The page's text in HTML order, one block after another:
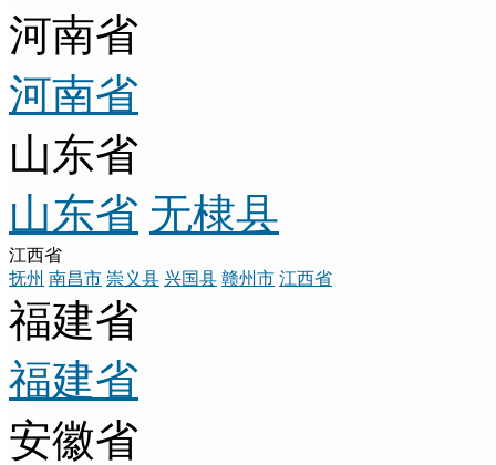
河南省
河南省
山东省
山东省 无棣县
江西省
抚州 南昌市 崇义县 兴国县 赣州市 江西省
福建省
福建省
安徽省